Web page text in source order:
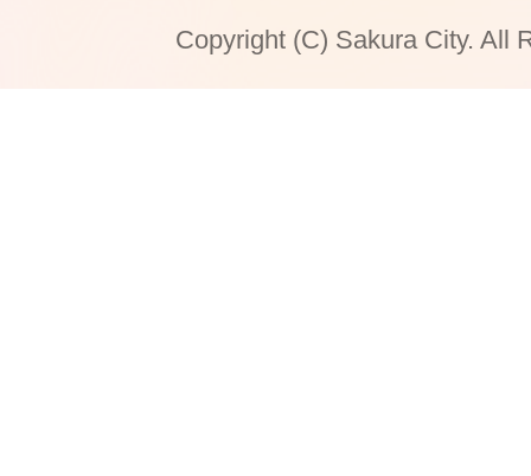
Copyright (C) Sakura City. All